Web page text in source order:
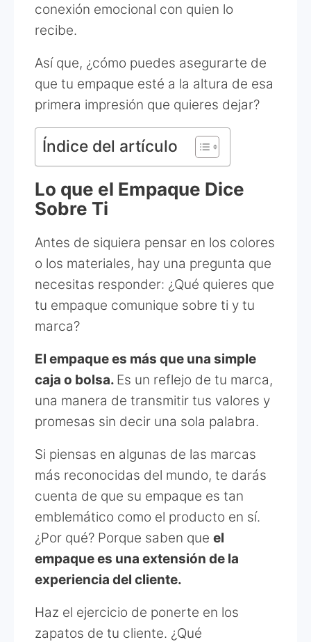
conexión emocional con quien lo
recibe.
Así que, ¿cómo puedes asegurarte de
que tu empaque esté a la altura de esa
primera impresión que quieres dejar?
Índice del artículo
Lo que el Empaque Dice
Sobre Ti
Antes de siquiera pensar en los colores
o los materiales, hay una pregunta que
necesitas responder: ¿Qué quieres que
tu empaque comunique sobre ti y tu
marca?
El empaque es más que una simple
caja o bolsa. Es un reflejo de tu marca,
una manera de transmitir tus valores y
promesas sin decir una sola palabra.
Si piensas en algunas de las marcas
más reconocidas del mundo, te darás
cuenta de que su empaque es tan
emblemático como el producto en sí.
¿Por qué? Porque saben que el
empaque es una extensión de la
experiencia del cliente.
Haz el ejercicio de ponerte en los
zapatos de tu cliente. ¿Qué